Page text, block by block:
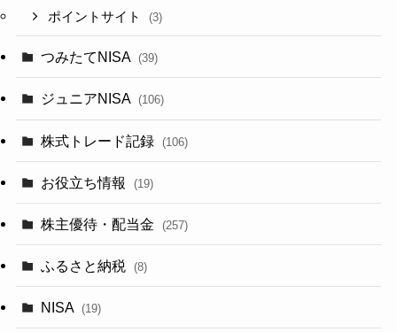
ポイントサイト (3)
つみたてNISA (39)
ジュニアNISA (106)
株式トレード記録 (106)
お役立ち情報 (19)
株主優待・配当金 (257)
ふるさと納税 (8)
NISA (19)